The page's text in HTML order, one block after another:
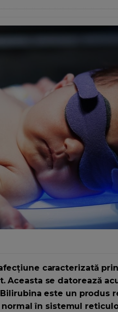
caracterizată
Aceasta se datorează
este un produs
în sistemul